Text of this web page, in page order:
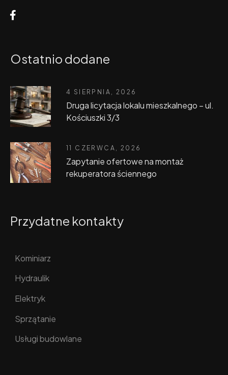
Ostatnio dodane
4 SIERPNIA, 2026
Druga licytacja lokalu mieszkalnego – ul.
Kościuszki 3/3
11 CZERWCA, 2026
Zapytanie ofertowe na montaż
rekuperatora ściennego
Przydatne kontakty
Kominiarz
Hydraulik
Elektryk
Sprzątanie
Usługi budowlane